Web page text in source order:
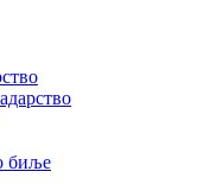
биље